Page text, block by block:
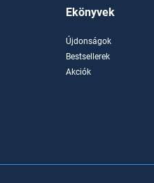
Ekönyvek
Újdonságok
Bestsellerek
Akciók